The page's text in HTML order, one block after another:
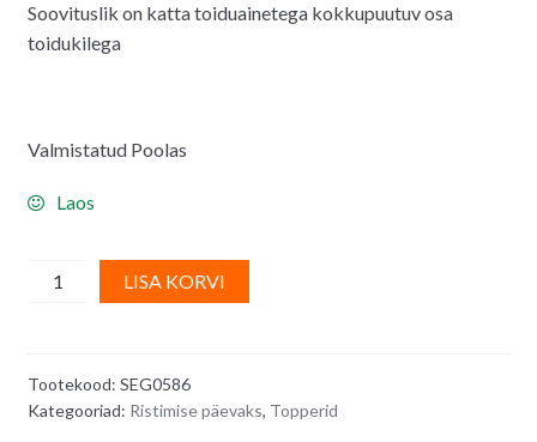
Soovituslik on katta toiduainetega kokkupuutuv osa
toidukilega
Valmistatud Poolas
Laos
Tordi
-
rist
LISA KORVI
n
Tootekood: SEG0586
Kategooriad: Ristimise päevaks, Topperid